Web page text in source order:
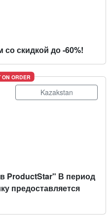
со скидкой до -60%!
ON ORDER
Kazakstan
ProductStar" В период
предоставляется